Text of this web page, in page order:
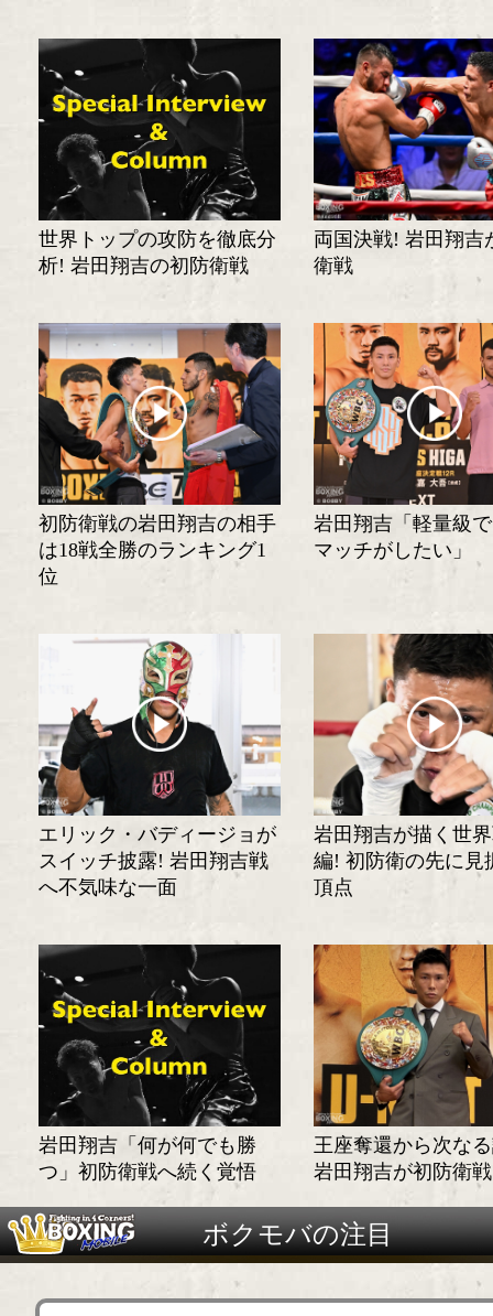
世界トップの攻防を徹底分
析! 岩田翔吉の初防衛戦
両国決戦! 岩田翔吉
衛戦
初防衛戦の岩田翔吉の相手
は18戦全勝のランキング1
位
岩田翔吉「軽量級
マッチがしたい」
エリック・バディージョが
スイッチ披露! 岩田翔吉戦
へ不気味な一面
岩田翔吉が描く世
編! 初防衛の先に見
頂点
岩田翔吉「何が何でも勝
つ」初防衛戦へ続く覚悟
王座奪還から次な
岩田翔吉が初防衛
ボクモバの注目